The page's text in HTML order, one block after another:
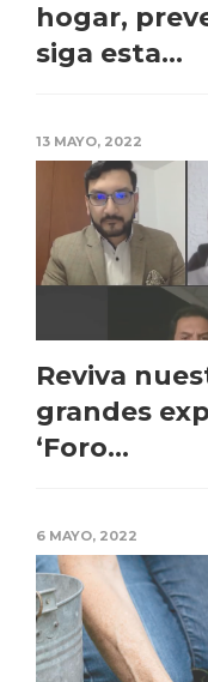
hogar,
siga esta...
13 MAYO, 2022
Reviva
grandes
‘Foro...
6 MAYO, 2022